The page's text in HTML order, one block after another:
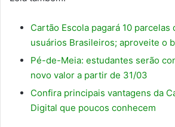
Cartão Escola pagará 10 parcelas
usuários Brasileiros; aproveite o
Pé-de-Meia: estudantes serão
novo valor a partir de 31/03
Confira principais vantagens da
Digital que poucos conhecem